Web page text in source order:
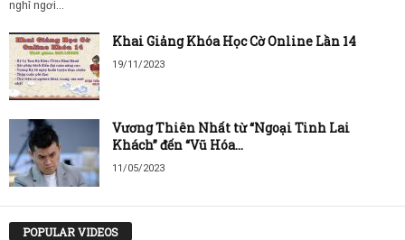
nghỉ ngơi...
Khai Giảng Khóa Học Cờ Online Lần 14
19/11/2023
Vương Thiên Nhất từ “Ngoại Tinh Lai
Khách” đến “Vũ Hóa...
11/05/2023
POPULAR VIDEOS